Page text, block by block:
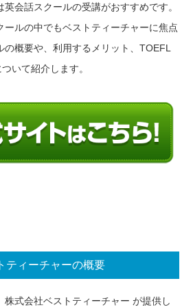
会話スクールの受講がおすすめです。
ールの中でもベストティーチャーに焦点
の概要や、利用するメリット、TOEFL
いて紹介します。
ティーチャーの概要
株式会社ベストティーチャー が提供し